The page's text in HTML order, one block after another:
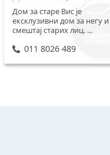
Дом за старе Вис је
ексклузивни дом за негу и
смештај старих лиц. ...
011 8026 489